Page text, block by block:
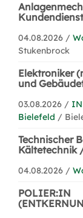
04.08.2026 /
Stukenbrock
Elektroniker
und
03.08.2026 /
Bielefeld /
Technischer
Kältetechnik
04.08.2026 /
POLIER:IN